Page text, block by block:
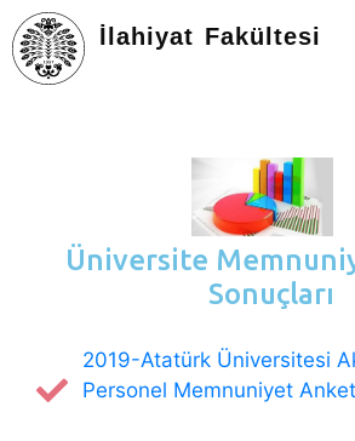
İlahiyat Fakültesi
ARAŞTIRMA
ÖĞRENCILER
DEĞIŞIM PROGRAMLARI
Üniversite
Sonuçları
2019-Atatürk Üniversitesi
Personel Memnuniyet